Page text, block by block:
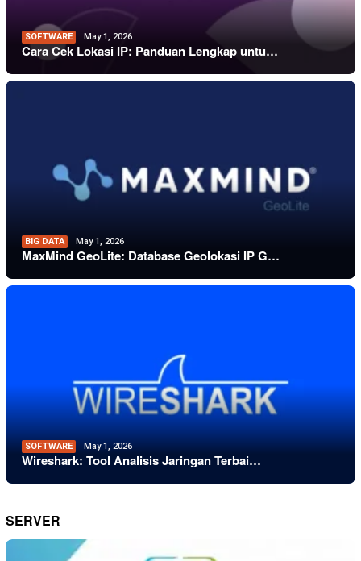
SOFTWARE May 1, 2026
Cara Cek Lokasi IP: Panduan Lengkap untu…
BIG DATA May 1, 2026
MaxMind GeoLite: Database Geolokasi IP G…
SOFTWARE May 1, 2026
Wireshark: Tool Analisis Jaringan Terbai…
SERVER